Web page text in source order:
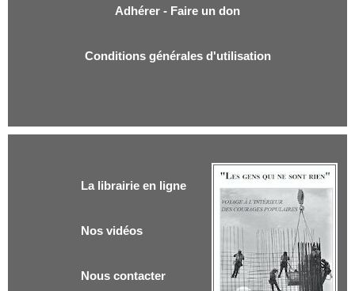
Adhérer - Faire un don
Conditions générales d'utilisation
La librairie en ligne
Nos vidéos
Nous contacter